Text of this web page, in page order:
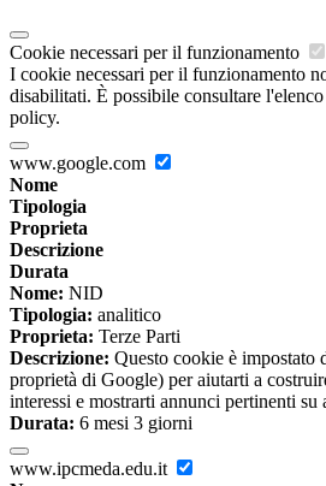
Cookie necessari per il funzionamento
I cookie necessari per il funzionamento
disabilitati. È possibile consultare
policy.
www.google.com
Nome
Tipologia
Proprieta
Descrizione
Durata
Nome: NID
Tipologia: analitico
Proprieta: Terze Parti
Descrizione: Questo cookie è
proprietà di Google) per aiutarti a
interessi e mostrarti annunci pertinenti su
Durata: 6 mesi 3 giorni
www.ipcmeda.edu.it